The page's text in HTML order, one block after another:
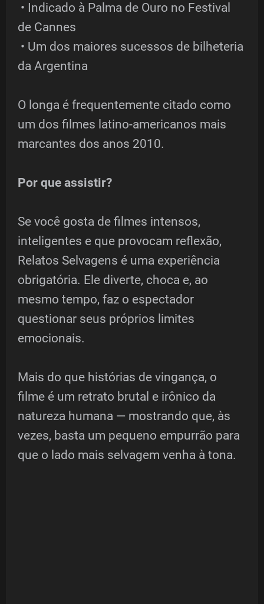
• Indicado à Palma de Ouro no Festival
de Cannes
• Um dos maiores sucessos de bilheteria
da Argentina
O longa é frequentemente citado como
um dos filmes latino-americanos mais
marcantes dos anos 2010.
Por que assistir?
Se você gosta de filmes intensos,
inteligentes e que provocam reflexão,
Relatos Selvagens é uma experiência
obrigatória. Ele diverte, choca e, ao
mesmo tempo, faz o espectador
questionar seus próprios limites
emocionais.
Mais do que histórias de vingança, o
filme é um retrato brutal e irônico da
natureza humana — mostrando que, às
vezes, basta um pequeno empurrão para
que o lado mais selvagem venha à tona.